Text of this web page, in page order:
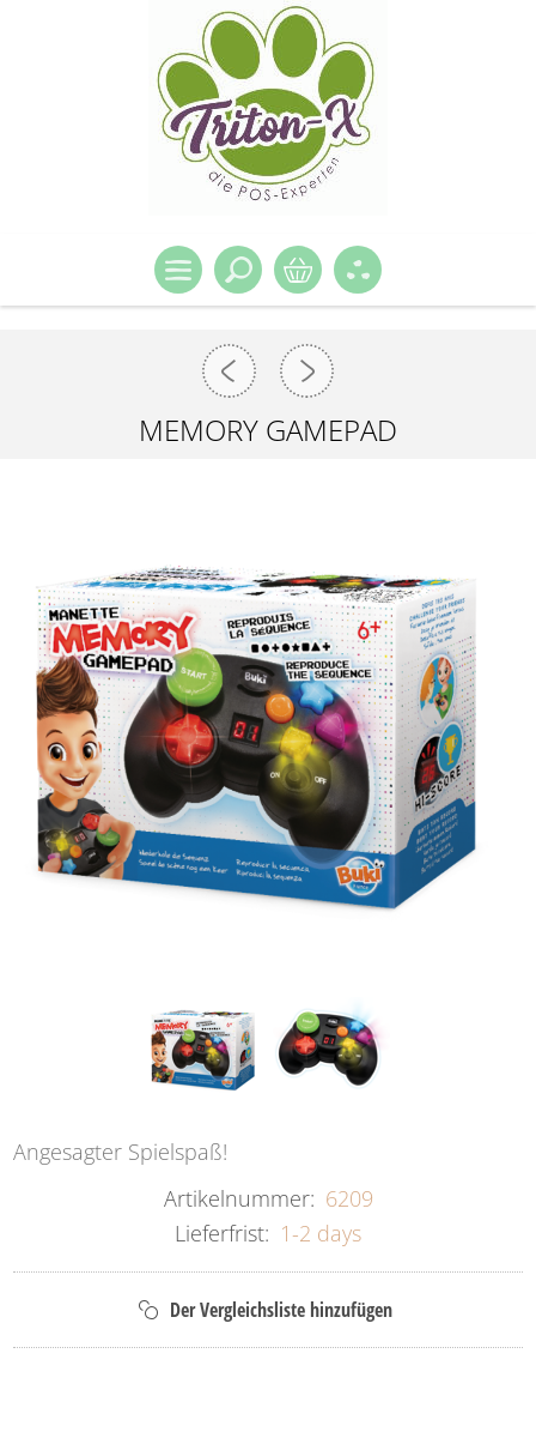
MEMORY GAMEPAD
Angesagter Spielspaß!
Artikelnummer: 6209
Lieferfrist: 1-2 days